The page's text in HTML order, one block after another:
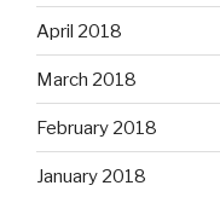
April 2018
March 2018
February 2018
January 2018